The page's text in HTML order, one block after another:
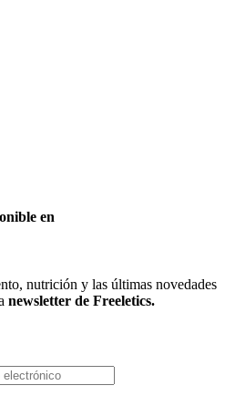
en
nutrición y las últimas novedades
newsletter de Freeletics.